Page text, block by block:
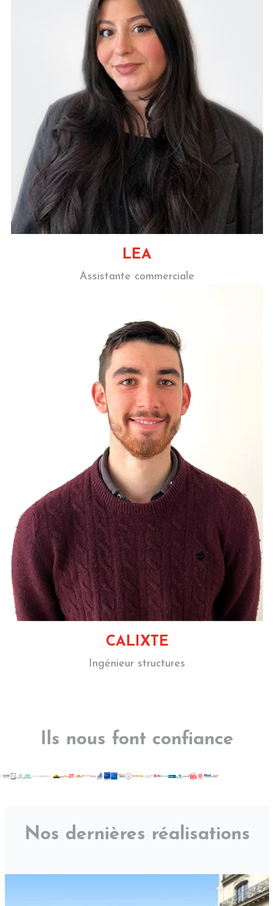
LEA
Assistante commerciale
CALIXTE
Ingénieur structures
Ils nous font confiance
Nos dernières réalisations